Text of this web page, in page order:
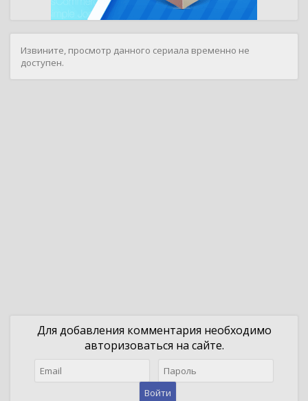
Извините, просмотр данного сериала временно не
доступен.
Для добавления комментария необходимо
авторизоваться на сайте.
Войти